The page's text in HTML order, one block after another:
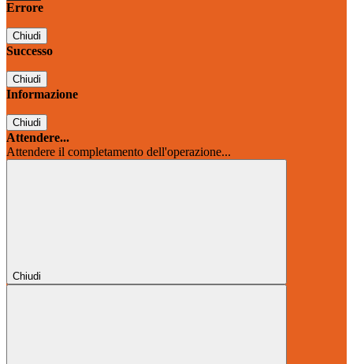
Errore
Chiudi
Successo
Chiudi
Informazione
Chiudi
Attendere...
Attendere il completamento dell'operazione...
Chiudi